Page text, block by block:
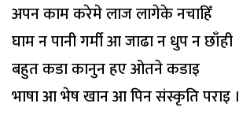
अपन काम करेमे लाज लागेके नचाहिँ
घाम न पानी गर्मी आ जाढा न धुप न छाँही
बहुत कडा कानुन हए ओतने कडाइ
भाषा आ भेष खान आ पिन संस्कृति पराइ ।